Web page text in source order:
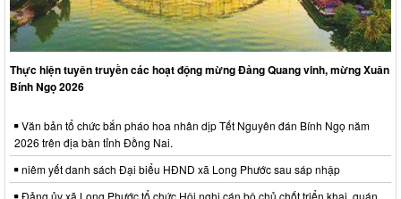
Thực hiện tuyên truyền các hoạt động mừng Đảng Quang vinh, mừng Xuân
Bính Ngọ 2026
Văn bản tổ chức bắn pháo hoa nhân dịp Tết Nguyên đán Bính Ngọ năm
2026 trên địa bàn tỉnh Đồng Nai.
niêm yết danh sách Đại biểu HĐND xã Long Phước sau sáp nhập